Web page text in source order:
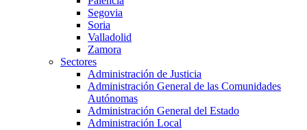
Segovia
Soria
Valladolid
Zamora
Sectores
Administración de Justicia
Administración General de las Comunidades
Autónomas
Administración General del Estado
Administración Local